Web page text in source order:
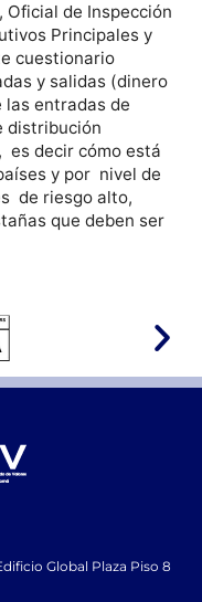
Oficial de Inspección
Principales y
cuestionario
y salidas (dinero
las entradas de
distribución
es decir cómo está
y por nivel de
de riesgo alto,
que deben ser
Global Plaza Piso 8